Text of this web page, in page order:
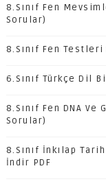
8.Sınıf Fen
Sorular)
8.Sınıf Fen
6.Sınıf Türkçe Dil
8.Sınıf Fen DNA
Sorular)
8.Sınıf İnkılap
İndir PDF